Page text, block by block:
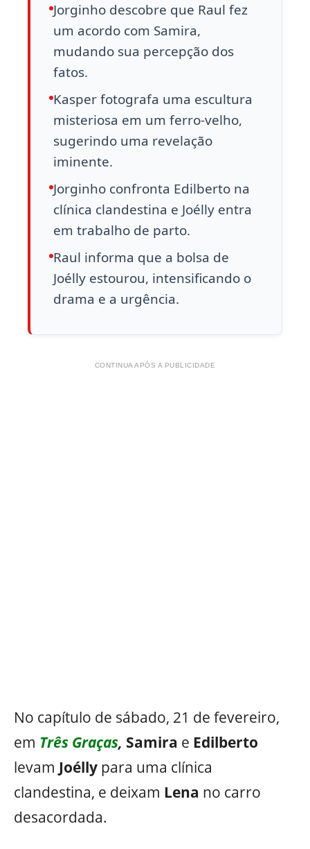
Jorginho descobre que Raul fez
um acordo com Samira,
mudando sua percepção dos
fatos.
Kasper fotografa uma escultura
misteriosa em um ferro-velho,
sugerindo uma revelação
iminente.
Jorginho confronta Edilberto na
clínica clandestina e Joélly entra
em trabalho de parto.
Raul informa que a bolsa de
Joélly estourou, intensificando o
drama e a urgência.
CONTINUA APÓS A PUBLICIDADE
No capítulo de sábado, 21 de fevereiro,
em Três Graças, Samira e Edilberto
levam Joélly para uma clínica
clandestina, e deixam Lena no carro
desacordada.